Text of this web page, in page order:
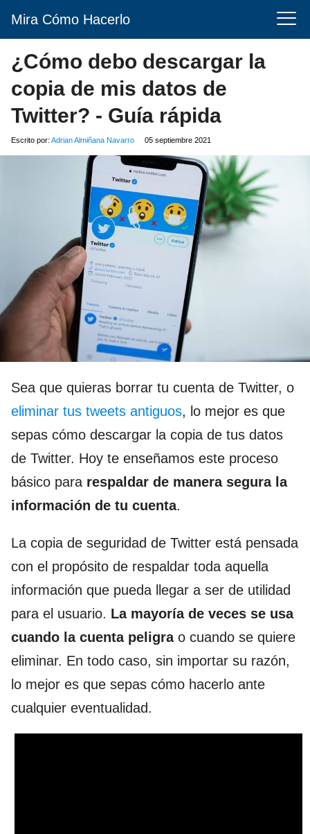
Mira Cómo Hacerlo
¿Cómo debo descargar la
copia de mis datos de
Twitter? - Guía rápida
Escrito por: Adrian Almiñana Navarro 05 septiembre 2021
Sea que quieras borrar tu cuenta de Twitter, o
eliminar tus tweets antiguos, lo mejor es que
sepas cómo descargar la copia de tus datos
de Twitter. Hoy te enseñamos este proceso
básico para respaldar de manera segura la
información de tu cuenta.
La copia de seguridad de Twitter está pensada
con el propósito de respaldar toda aquella
información que pueda llegar a ser de utilidad
para el usuario. La mayoría de veces se usa
cuando la cuenta peligra o cuando se quiere
eliminar. En todo caso, sin importar su razón,
lo mejor es que sepas cómo hacerlo ante
cualquier eventualidad.